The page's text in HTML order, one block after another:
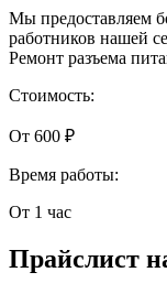
Мы предоставляем
работников нашей
Ремонт разъема
Стоимость:
От 600 ₽
Время работы:
От 1 час
Прайслист